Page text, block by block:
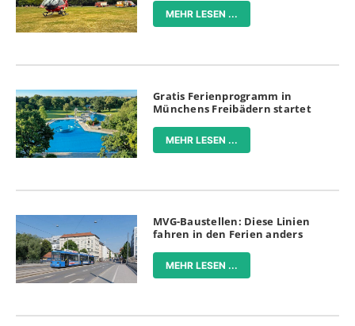
MEHR LESEN ...
Gratis Ferienprogramm in
Münchens Freibädern startet
MEHR LESEN ...
MVG-Baustellen: Diese Linien
fahren in den Ferien anders
MEHR LESEN ...